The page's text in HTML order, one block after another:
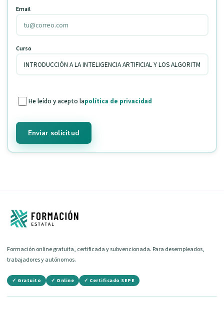
Email
Curso
He leído y acepto lapolítica de privacidad
Enviar solicitud
Formación online gratuita, certificada y subvencionada. Para desempleados,
trabajadores y autónomos.
✓ Gratuito ✓ Online ✓ Certificado SEPE